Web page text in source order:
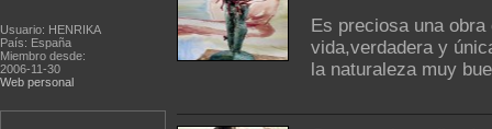
Usuario: HENRIKA
País: España
Miembro desde:
2006-11-30
Web personal
Es preciosa una
vida,verdadera y
la naturaleza muy